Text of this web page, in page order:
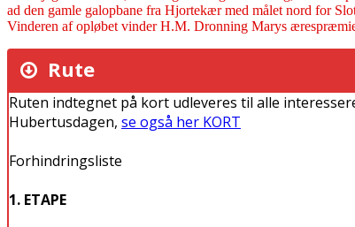
ad den gamle galopbane fra Hjortekær med målet nord for
Vinderen af opløbet vinder H.M. Dronning Marys
Rute
Ruten indtegnet på kort udleveres til alle
Hubertusdagen, se også her KORT
Forhindringsliste
1. ETAPE